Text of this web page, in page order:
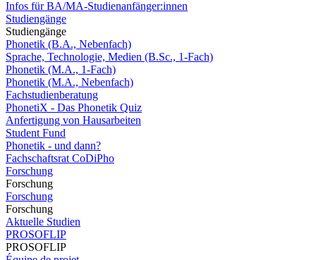
Infos für BA/MA-Studienanfänger:innen
Studiengänge
Studiengänge
Phonetik (B.A., Nebenfach)
Sprache, Technologie, Medien (B.Sc., 1-Fach)
Phonetik (M.A., 1-Fach)
Phonetik (M.A., Nebenfach)
Fachstudienberatung
PhonetiX - Das Phonetik Quiz
Anfertigung von Hausarbeiten
Student Fund
Phonetik - und dann?
Fachschaftsrat CoDiPho
Forschung
Forschung
Forschung
Forschung
Aktuelle Studien
PROSOFLIP
PROSOFLIP